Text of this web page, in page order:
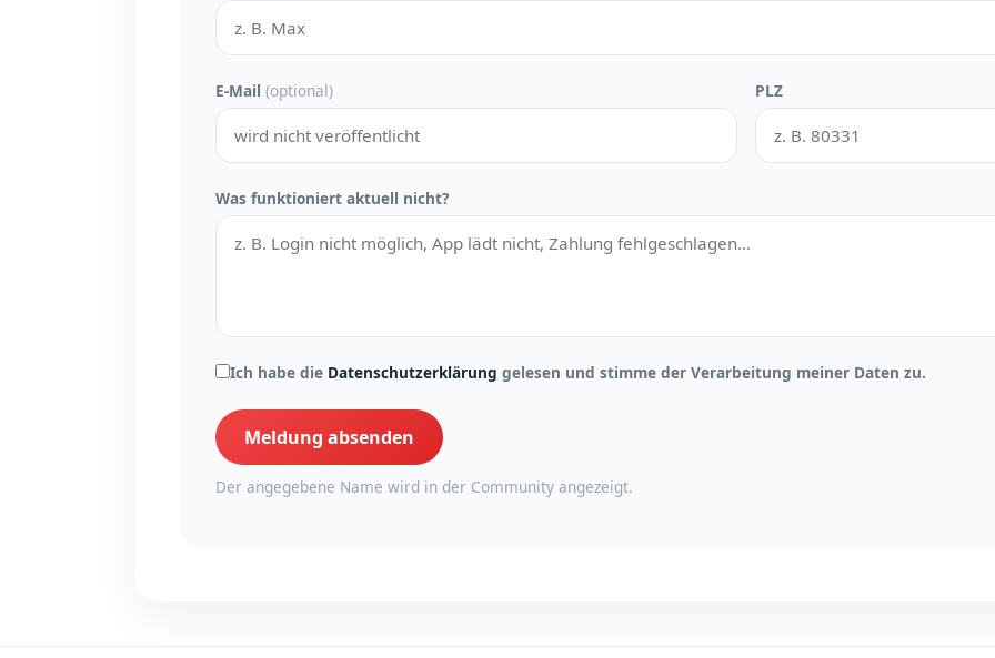
E-Mail (optional) PLZ
Was funktioniert aktuell nicht?
Ich habe die Datenschutzerklärung gelesen und stimme der Verarbeitung meiner Daten zu.
Meldung absenden
Der angegebene Name wird in der Community angezeigt.